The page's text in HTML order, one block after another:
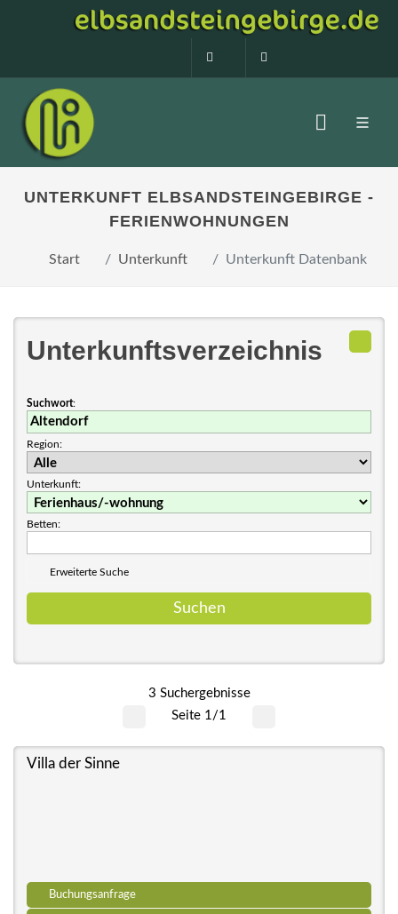
0160 99873408
UNTERKUNFT ELBSANDSTEINGEBIRGE -
FERIENWOHNUNGEN
Start Unterkunft Unterkunft Datenbank
Unterkunftsverzeichnis
Suchwort:
Region:
Unterkunft:
Betten:
Erweiterte Suche
3 Suchergebnisse
Seite 1/1
Villa der Sinne
Buchungsanfrage